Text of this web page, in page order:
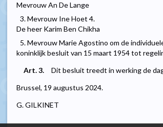
Mevrouw An De Lange
3. Mevrouw Ine Hoet 4.
De heer Karim Ben Chikha
5. Mevrouw Marie Agostino om de
koninklijk besluit van 15 maart 1954 tot
Art. 3.
Dit besluit treedt in werking de
Brussel, 19 augustus 2024.
G. GILKINET